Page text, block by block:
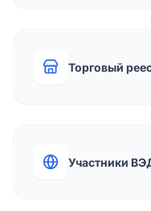
Торговый
Участники